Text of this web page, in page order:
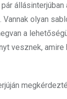
olyan
a
vesznek,